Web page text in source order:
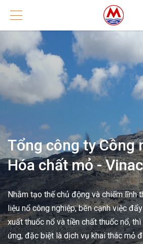
Tổng công ty Công
Hóa chất mỏ -
Nhằm tạo thế chủ động và chiếm lĩnh
liệu nổ công nghiệp, bên cạnh việc
xuất thuốc nổ và tiền chất thuốc nổ,
ứng, đặc biệt là dịch vụ khai thác mỏ